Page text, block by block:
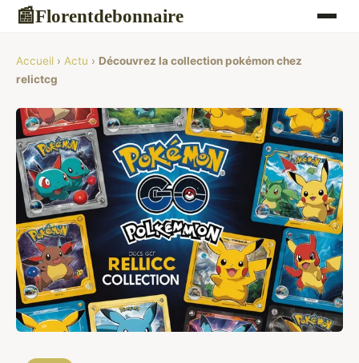
📰Florentdebonnaire
Accueil › Actu › Découvrez la collection pokémon chez
relictcg